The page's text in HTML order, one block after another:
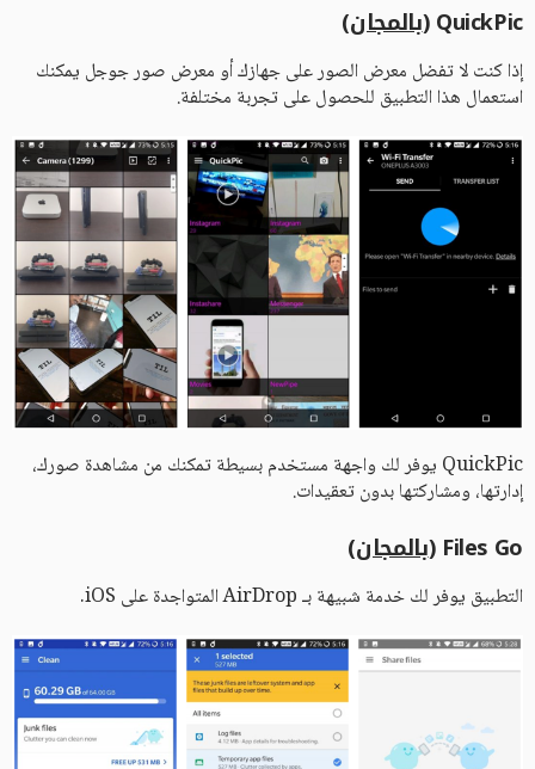
QuickPic ( بالمجان)
إذا كنت لا تفضل معرض الصور على جهازك أو معرض صور جوجل يمكنك
استعمال هذا التطبيق للحصول على تجربة مختلفة.
QuickPic يوفر لك واجهة مستخدم بسيطة تمكنك من مشاهدة صورك،
إدارتها، ومشاركتها بدون تعقيدات.
Files Go ( بالمجان)
التطبيق يوفر لك خدمة شبيهة بـ AirDrop المتواجدة على iOS.